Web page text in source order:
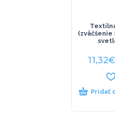
(zväčšenie
11,32€
Pridať